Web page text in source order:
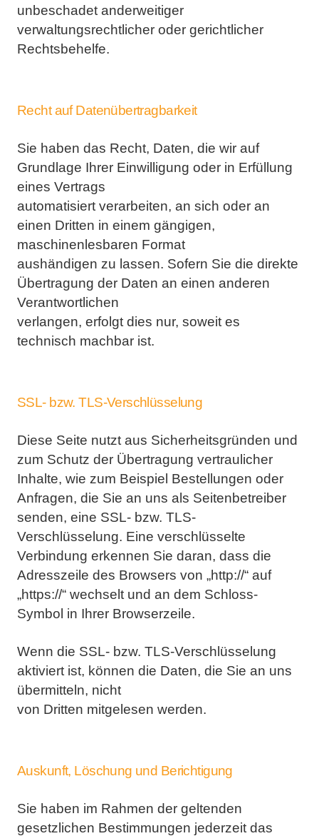
unbeschadet anderweitiger
verwaltungsrechtlicher oder gerichtlicher
Rechtsbehelfe.
Recht auf Datenübertragbarkeit
Sie haben das Recht, Daten, die wir auf
Grundlage Ihrer Einwilligung oder in Erfüllung
eines Vertrags
automatisiert verarbeiten, an sich oder an
einen Dritten in einem gängigen,
maschinenlesbaren Format
aushändigen zu lassen. Sofern Sie die direkte
Übertragung der Daten an einen anderen
Verantwortlichen
verlangen, erfolgt dies nur, soweit es
technisch machbar ist.
SSL- bzw. TLS-Verschlüsselung
Diese Seite nutzt aus Sicherheitsgründen und
zum Schutz der Übertragung vertraulicher
Inhalte, wie zum Beispiel Bestellungen oder
Anfragen, die Sie an uns als Seitenbetreiber
senden, eine SSL- bzw. TLS-
Verschlüsselung. Eine verschlüsselte
Verbindung erkennen Sie daran, dass die
Adresszeile des Browsers von „http://“ auf
„https://“ wechselt und an dem Schloss-
Symbol in Ihrer Browserzeile.
Wenn die SSL- bzw. TLS-Verschlüsselung
aktiviert ist, können die Daten, die Sie an uns
übermitteln, nicht
von Dritten mitgelesen werden.
Auskunft, Löschung und Berichtigung
Sie haben im Rahmen der geltenden
gesetzlichen Bestimmungen jederzeit das